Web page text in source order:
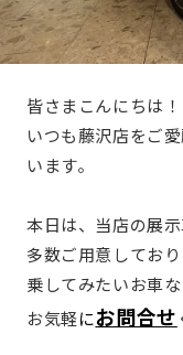
皆さまこんにちは！
いつも藤沢店をご
います。
本日は、当店の展
多数ご用意してお
乗してみたいお車
お気軽にお問合せ